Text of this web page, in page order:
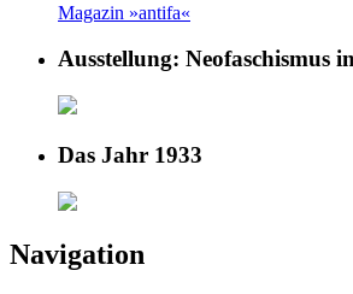
Magazin »antifa«
Ausstellung: Neofaschismus
Das Jahr 1933
Navigation